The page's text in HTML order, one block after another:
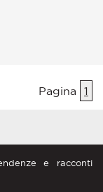
Pagina 1
e racconti